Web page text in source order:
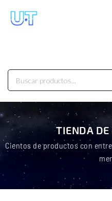
TIENDA DE
Cientos de productos con